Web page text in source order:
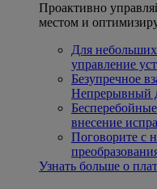
Проактивно
местом и
Для
управление
Безупречное
Непрерывный
внесение
Поговорите с
Узнать больше о